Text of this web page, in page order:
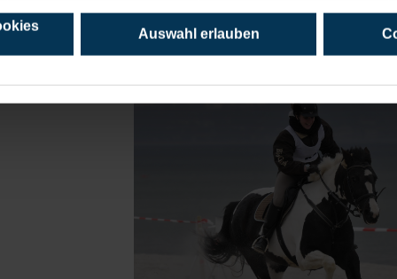
Auswahl erlauben